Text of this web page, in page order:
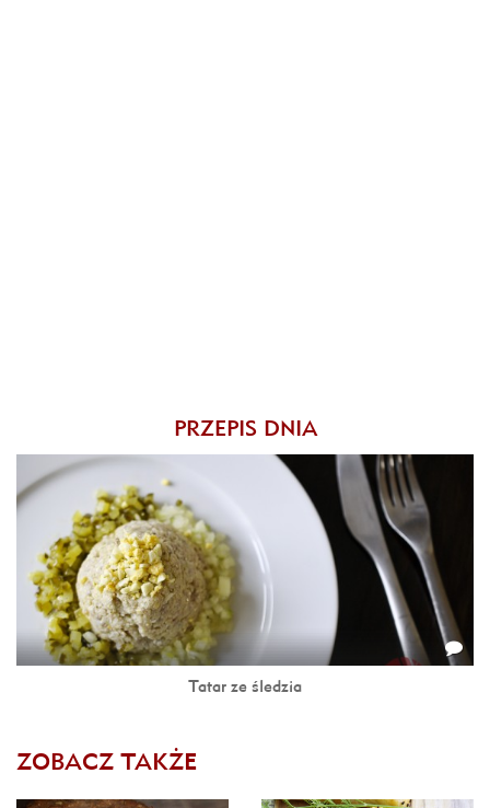
PRZEPIS DNIA
Tatar ze śledzia
ZOBACZ TAKŻE